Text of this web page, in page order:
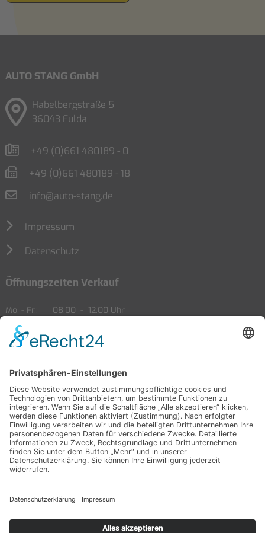
AUTO STANG GmbH
Habelbergstraße 5
36043 Fulda
+49 (0)661 480189 - 0
+49 (0)661 480189 - 18
info@auto-stang.de
Impressum
Datenschutz
Öffnungszeiten Verkauf
Mo. - Fr. 08.00 - 12.00 Uhr
Sa.
09.00 - 14.00 Uhr
Öffnungszeiten Service
Mo. - Fr. 08.00- 12.00 Uhr
13.00- 18.00 Uhr
Sa.
09.00- 14.00 Uhr